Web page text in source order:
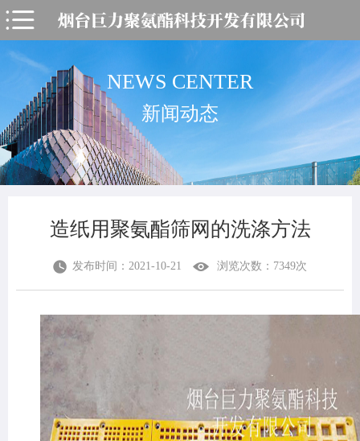
NEWS CENTER
新闻动态
造纸用聚氨酯筛网的洗涤方法
发布时间：2021-10-21 浏览次数：7349次